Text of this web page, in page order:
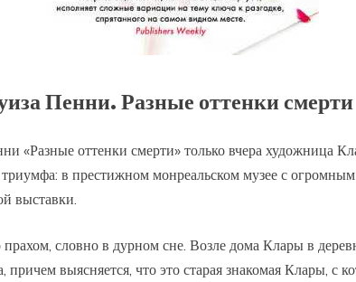
Пенни. Разные оттенки смерти
«Разные оттенки смерти» только вчера художница
в престижном монреальском музее с огромным
выставки.
словно в дурном сне. Возле дома Клары в
выясняется, что это старая знакомая Клары, с